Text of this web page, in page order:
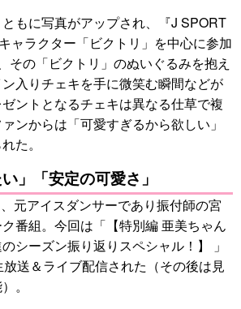
もに写真がアップされ、『J SPORT
ャラクター「ビクトリ」を中心に参加
その「ビクトリ」のぬいぐるみを抱え
入りチェキを手に微笑む瞬間などが
ントとなるチェキは異なる仕草で複
ンからは「可愛すぎるから欲しい」
た。
」「安定の可愛さ」
元アイスダンサーであり振付師の宮
番組。今回は「【特別編 亜美ちゃん
シーズン振り返りスペシャル！】 」
送＆ライブ配信された（その後は見
。